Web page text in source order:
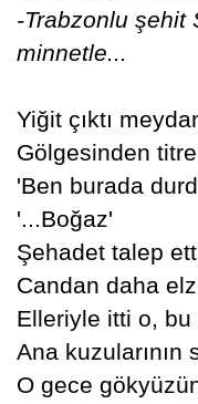
-Trabzonlu şehit
minnetle...
Yiğit çıktı
Gölgesinden
'Ben burada
'...Boğaz'
Şehadet talep
Candan daha
Elleriyle itti o, bu
Ana kuzularının
O gece